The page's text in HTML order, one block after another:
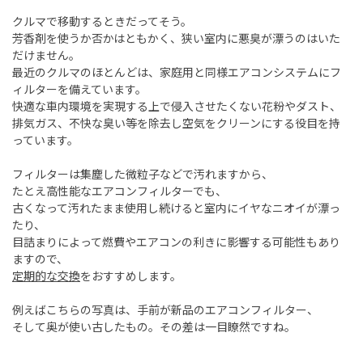
クルマで移動するときだってそう。
芳香剤を使うか否かはともかく、狭い室内に悪臭が漂うのはいた
だけません。
最近のクルマのほとんどは、家庭用と同様エアコンシステムにフ
ィルターを備えています。
快適な車内環境を実現する上で侵入させたくない花粉やダスト、
排気ガス、不快な臭い等を除去し空気をクリーンにする役目を持
っています。
フィルターは集塵した微粒子などで汚れますから、
たとえ高性能なエアコンフィルターでも、
古くなって汚れたまま使用し続けると室内にイヤなニオイが漂っ
たり、
目詰まりによって燃費やエアコンの利きに影響する可能性もあり
ますので、
定期的な交換をおすすめします。
例えばこちらの写真は、手前が新品のエアコンフィルター、
そして奥が使い古したもの。その差は一目瞭然ですね。